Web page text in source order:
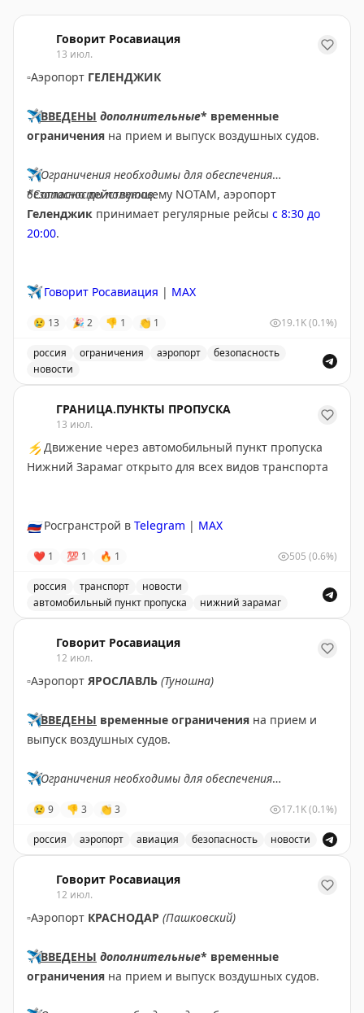
Говорит Росавиация
13 июл.
▫️Аэропорт ГЕЛЕНДЖИК
✈️ВВЕДЕНЫ дополнительные* временные
ограничения на прием и выпуск воздушных судов.
✈️Ограничения необходимы для обеспечения
безопасности полетов.
*Согласно действующему NOTAM, аэропорт
Геленджик принимает регулярные рейсы с 8:30 до
20:00.
✈️ Говорит Росавиация | MAX
😢 13 🎉 2 👎 1 👏 1 19.1K(0.1%)
россия ограничения аэропорт
безопасность
новости
ГРАНИЦА.ПУНКТЫ ПРОПУСКА
13 июл.
⚡ Движение через автомобильный пункт пропуска
Нижний Зарамаг открыто для всех видов транспорта
🇷🇺Росгранстрой в Telegram | MAX
❤ 1 💯 1 🔥 1 505 (0.6%)
россия транспорт
новости
автомобильный пункт пропуска
нижний зарамаг
Говорит Росавиация
12 июл.
▫️Аэропорт ЯРОСЛАВЛЬ (Туношна)
✈️ВВЕДЕНЫ временные ограничения на прием и
выпуск воздушных судов.
✈️Ограничения необходимы для обеспечения
✈️ Говорит Росавиация|МАХ
😢 9 👎 3 👏 3 17.1K(0.1%)
россия аэропорт авиация безопасность новости
Говорит Росавиация
12 июл.
▫️Аэропорт КРАСНОДАР (Пашковский)
✈️ВВЕДЕНЫ дополнительные* временные
ограничения на прием и выпуск воздушных судов.